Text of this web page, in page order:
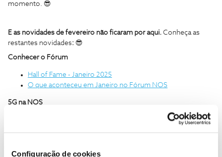
Configuração de cookies
momento. 😎
E as novidades de fevereiro não ficaram por aqui. Conheça as
restantes novidades: 😎
Conhecer o Fórum
Hall of Fame - Janeiro 2025
O que aconteceu em Janeiro no Fórum NOS
5G na NOS
Experiência de TV na NOS